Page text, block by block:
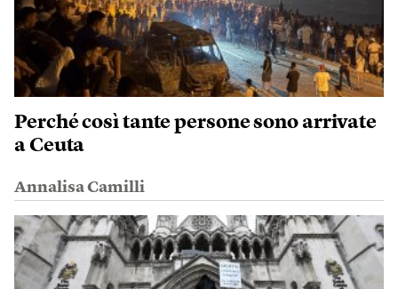
Perché così tante persone sono arrivate
a Ceuta
Annalisa Camilli